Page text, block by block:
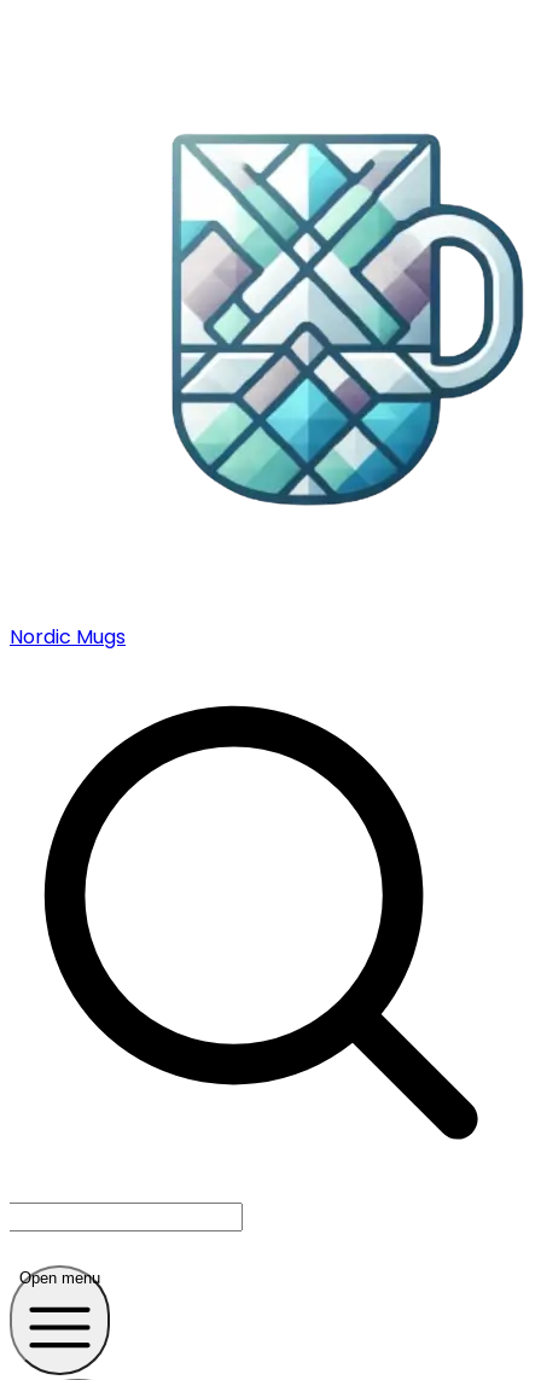
Nordic Mugs
Open menu